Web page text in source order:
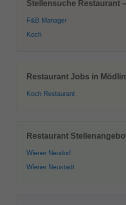
Stellensuche Restaurant
F&B Manager
Koch
Restaurant Jobs in
Koch Restaurant
Restaurant
Wiener Neudorf
Wiener Neustadt